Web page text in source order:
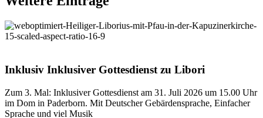
Inklusiv Inklusiver Gottesdienst zu Libori
Zum 3. Mal: Inklusiver Gottesdienst am 31. Juli 2026 um 15.00 Uhr
im Dom in Paderborn. Mit Deutscher Gebärdensprache, Einfacher
Sprache und viel Musik